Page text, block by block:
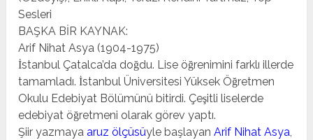
Sesleri
BAŞKA BİR KAYNAK:
Arif Nihat Asya (1904-1975)
İstanbul Çatalca’da doğdu. Lise öğrenimini farklı illerde
tamamladı. İstanbul Üniversitesi Yüksek Öğretmen
Okulu Edebiyat Bölümünü bitirdi. Çeşitli liselerde
edebiyat öğretmeni olarak görev yaptı.
Şiir yazmayaaruz ölçüsüyle başlayanArif Nihat Asya,